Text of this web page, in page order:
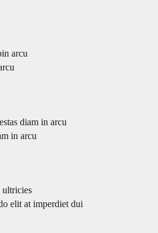
arcu
diam in arcu
in arcu
ultricies
elit at imperdiet dui